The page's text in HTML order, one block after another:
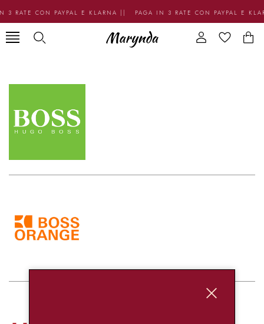
3 RATE CON PAYPAL E KLARNA || PAGA IN 3 RATE CON PAYPAL E